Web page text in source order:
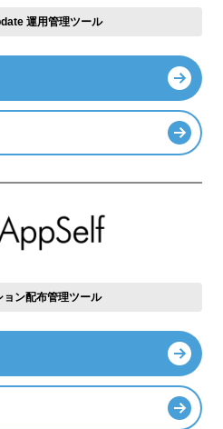
運用管理ツール
ョン配布管理ツール